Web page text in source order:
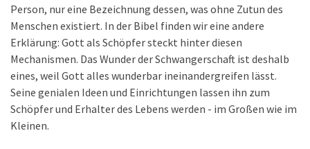
Person, nur eine Bezeichnung dessen, was ohne Zutun des
Menschen existiert. In der Bibel finden wir eine andere
Erklärung: Gott als Schöpfer steckt hinter diesen
Mechanismen. Das Wunder der Schwangerschaft ist deshalb
eines, weil Gott alles wunderbar ineinandergreifen lässt.
Seine genialen Ideen und Einrichtungen lassen ihn zum
Schöpfer und Erhalter des Lebens werden - im Großen wie im
Kleinen.